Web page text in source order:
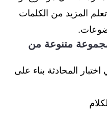
المزيد من الكلمات
مجموعة متنوعة من
المحادثة بناء على